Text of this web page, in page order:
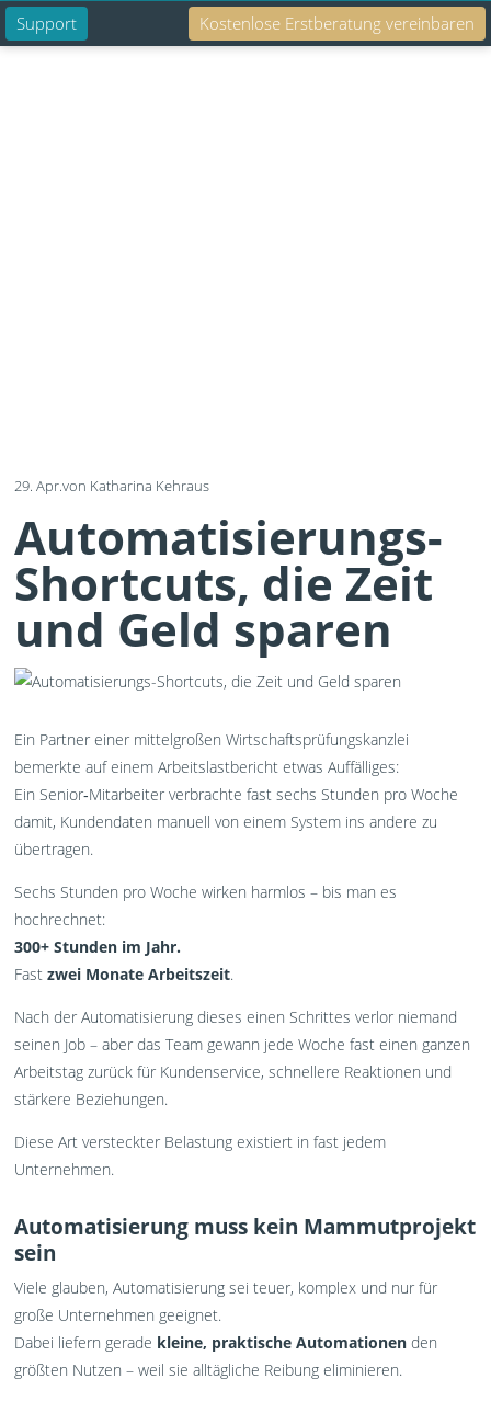
Support Kostenlose Erstberatung vereinbaren
29. Apr.von Katharina Kehraus
Automatisierungs-
Shortcuts, die Zeit
und Geld sparen
Ein Partner einer mittelgroßen Wirtschaftsprüfungskanzlei
bemerkte auf einem Arbeitslastbericht etwas Auffälliges:
Ein Senior‑Mitarbeiter verbrachte fast sechs Stunden pro Woche
damit, Kundendaten manuell von einem System ins andere zu
übertragen.
Sechs Stunden pro Woche wirken harmlos – bis man es
hochrechnet:
300+ Stunden im Jahr.
Fastzwei Monate Arbeitszeit.
Nach der Automatisierung dieses einen Schrittes verlor niemand
seinen Job – aber das Team gewann jede Woche fast einen ganzen
Arbeitstag zurück für Kundenservice, schnellere Reaktionen und
stärkere Beziehungen.
Diese Art versteckter Belastung existiert in fast jedem
Unternehmen.
Automatisierung muss kein Mammutprojekt
sein
Viele glauben, Automatisierung sei teuer, komplex und nur für
große Unternehmen geeignet.
Dabei liefern gerade kleine, praktische Automationen den
größten Nutzen – weil sie alltägliche Reibung eliminieren.